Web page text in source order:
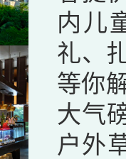
内儿
礼、
等你
大气
户外